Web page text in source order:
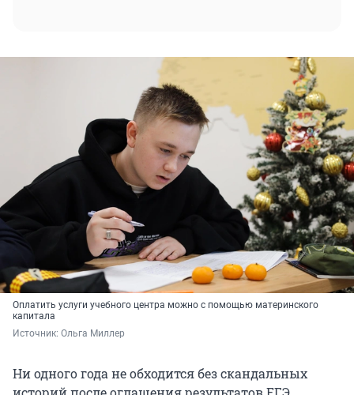
Оплатить услуги учебного центра можно с помощью материнского
капитала
Источник: Ольга Миллер
Ни одного года не обходится без скандальных